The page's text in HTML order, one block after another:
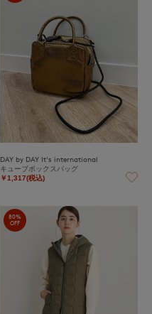
DAY by DAY It's international
キューブボックスバッグ
￥1,317(税込)
80%
OFF